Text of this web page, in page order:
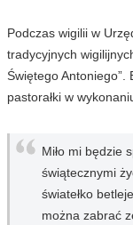
Podczas wigilii w
tradycyjnych
Świętego
pastorałki w
Miło mi będzie
świątecznymi
światełko
można zabrać